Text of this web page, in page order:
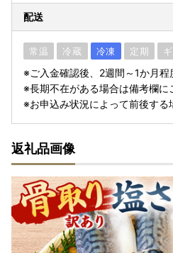
配送
常温 冷蔵 冷凍 定期
※ご入金確認後、2週間～1か月程
※長期不在がある場合は備考欄に
※お申込み状況によって前後する
返礼品画像